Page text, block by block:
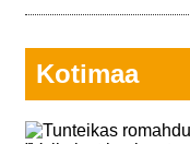
Kotimaa